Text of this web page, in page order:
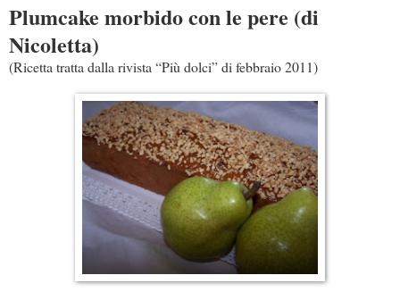
Plumcake morbido con le pere (di
Nicoletta)
(Ricetta tratta dalla rivista “Più dolci” di febbraio 2011)